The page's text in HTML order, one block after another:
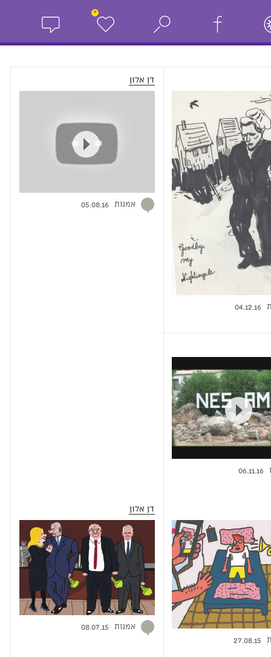
+
04.12.16
06.11.16
דן אלון
אמנות 05.08.16
27.08.15
דן אלון
אמנות 08.07.15